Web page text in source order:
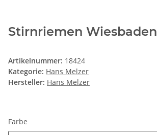
Stirnriemen Wiesbaden
Artikelnummer: 18424
Kategorie: Hans Melzer
Hersteller: Hans Melzer
Farbe